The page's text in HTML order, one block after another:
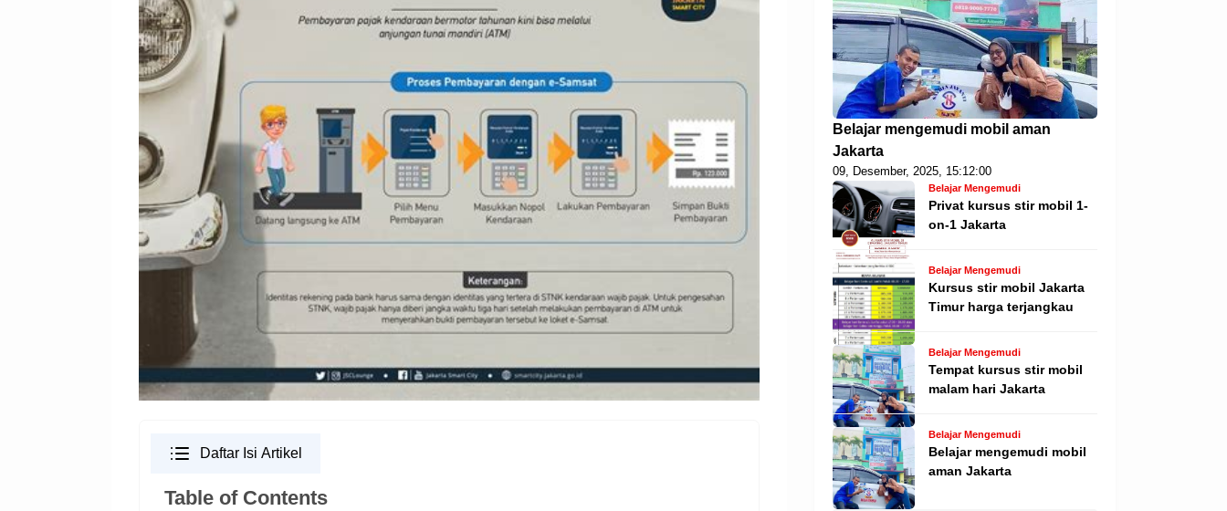
Daftar Isi Artikel
Table of Contents
Belajar mengemudi mobil aman
Jakarta
09, Desember, 2025, 15:12:00
Belajar Mengemudi
Privat kursus stir mobil 1-
on-1 Jakarta
Belajar Mengemudi
Kursus stir mobil Jakarta
Timur harga terjangkau
Belajar Mengemudi
Tempat kursus stir mobil
malam hari Jakarta
Belajar Mengemudi
Belajar mengemudi mobil
aman Jakarta